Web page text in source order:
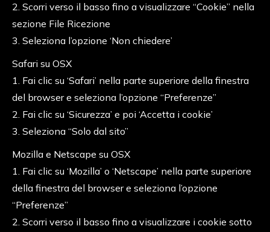
2. Scorri verso il basso fino a visualizzare “Cookie” nella
sezione File Ricezione
3. Seleziona l’opzione ‘Non chiedere’
Safari su OSX
1. Fai clic su ‘Safari’ nella parte superiore della finestra
del browser e seleziona l’opzione “Preferenze”
2. Fai clic su ‘Sicurezza’ e poi ‘Accetta i cookie’
3. Seleziona “Solo dal sito”
Mozilla e Netscape su OSX
1. Fai clic su ‘Mozilla’ o ‘Netscape’ nella parte superiore
della finestra del browser e seleziona l’opzione
“Preferenze”
2. Scorri verso il basso fino a visualizzare i cookie sotto